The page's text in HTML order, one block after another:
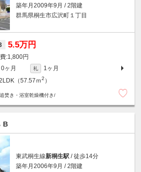
築年月2009年9月 / 2階建
群馬県桐生市広沢町１丁目
5.5万円
1,800円
0ヶ月 礼
1ヶ月
（57.57ｍ2 ）
焚き・浴室乾燥機付き/
B
東武桐生線新桐生駅 / 徒歩14分
築年月2006年9月 / 2階建